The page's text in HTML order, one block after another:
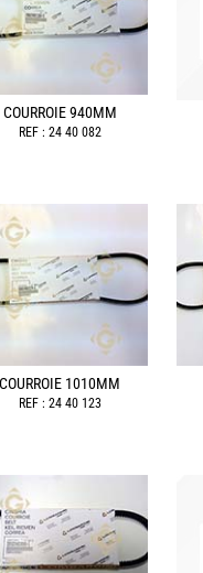
COURROIE 940MM
REF : 24 40 082
COURROIE 1010MM
REF : 24 40 123